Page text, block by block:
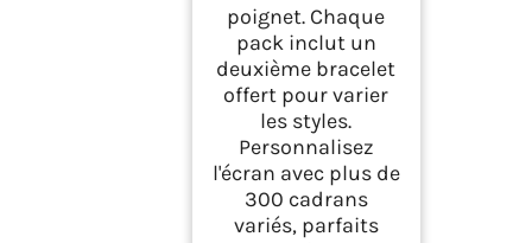
poignet. Chaque
pack inclut un
deuxième bracelet
offert pour varier
les styles.
Personnalisez
l'écran avec plus de
300 cadrans
variés, parfaits